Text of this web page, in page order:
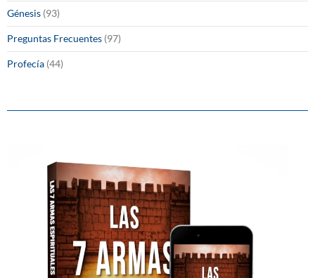
Génesis (93)
Preguntas Frecuentes (97)
Profecía (44)